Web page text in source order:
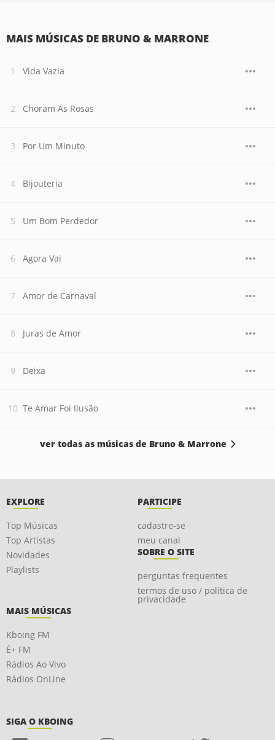
MAIS MÚSICAS DE BRUNO & MARRONE
Vida Vazia
Choram As Rosas
Por Um Minuto
Bijouteria
Um Bom Perdedor
Agora Vai
Amor de Carnaval
Juras de Amor
Deixa
Te Amar Foi Ilusão
ver todas as músicas de Bruno & Marrone
EXPLORE
Top Músicas
Top Artistas
Novidades
Playlists
PARTICIPE
cadastre-se
meu canal
SOBRE O SITE
perguntas frequentes
termos de uso / política de
privacidade
MAIS MÚSICAS
Kboing FM
É+ FM
Rádios Ao Vivo
Rádios OnLine
SIGA O KBOING